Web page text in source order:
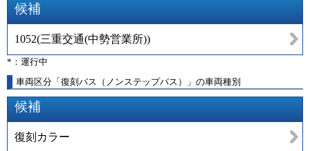
候補
1052(三重交通(中勢営業所))
*：運行中
車両区分「復刻バス（ノンステップバス）」の車両種別
候補
復刻カラー